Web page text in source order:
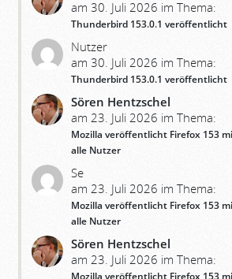
am 30. Juli 2026 im Thema:
Thunderbird 153.0.1 veröffentlicht
Nutzer
am 30. Juli 2026 im Thema:
Thunderbird 153.0.1 veröffentlicht
Sören Hentzschel
am 23. Juli 2026 im Thema:
Mozilla veröffentlicht Firefox 153
alle Nutzer
Se
am 23. Juli 2026 im Thema:
Mozilla veröffentlicht Firefox 153
alle Nutzer
Sören Hentzschel
am 23. Juli 2026 im Thema: